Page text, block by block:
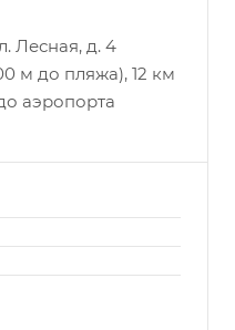
Лесная, д. 4
м до пляжа), 12 км
аэропорта